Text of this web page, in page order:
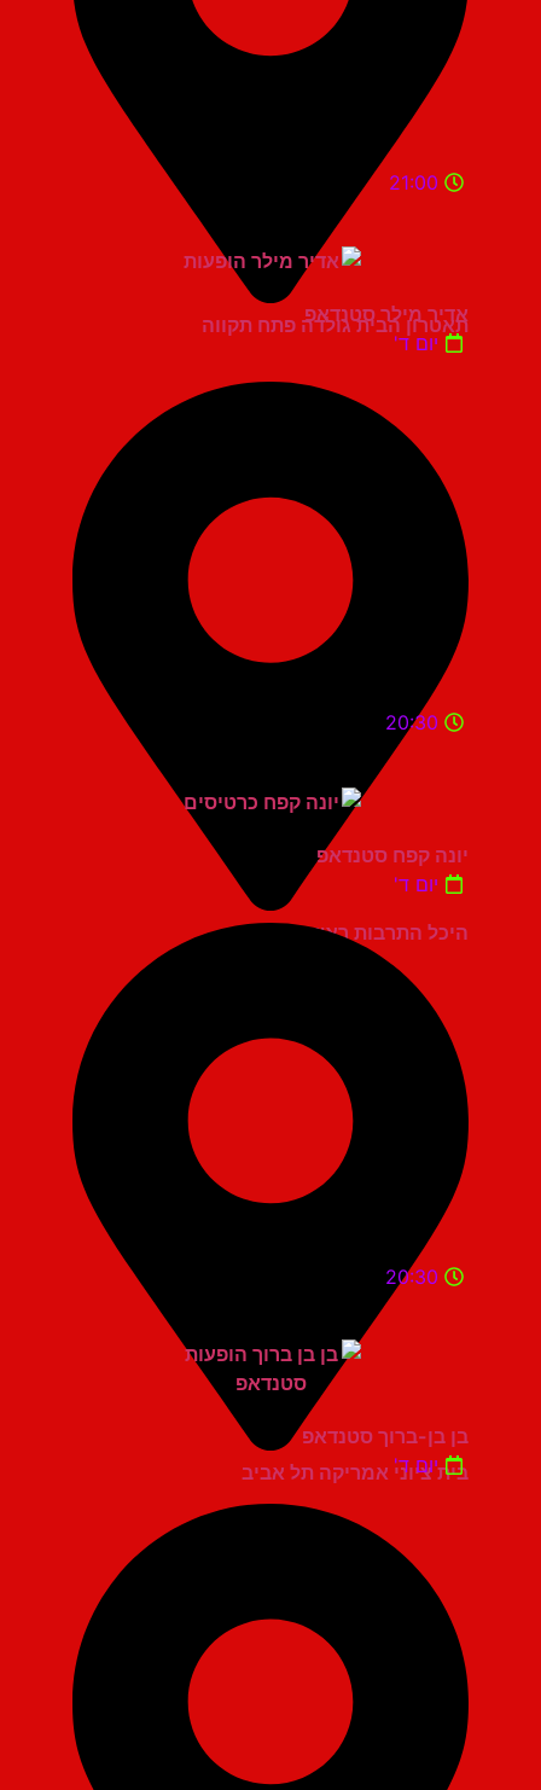
תאטרון הבית גולדה פתח תקווה
21:00
אדיר מילר סטנדאפ
יום ד'
היכל התרבות ראשון לציון
20:30
יונה קפח סטנדאפ
יום ד'
בית ציוני אמריקה תל אביב
20:30
בן בן-ברוך סטנדאפ
יום ד'